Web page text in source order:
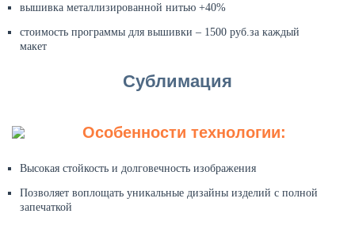
вышивка металлизированной нитью +40%
стоимость программы для вышивки – 1500 руб.за каждый
макет
Сублимация
Особенности технологии:
Высокая стойкость и долговечность изображения
Позволяет воплощать уникальные дизайны изделий с полной
запечаткой